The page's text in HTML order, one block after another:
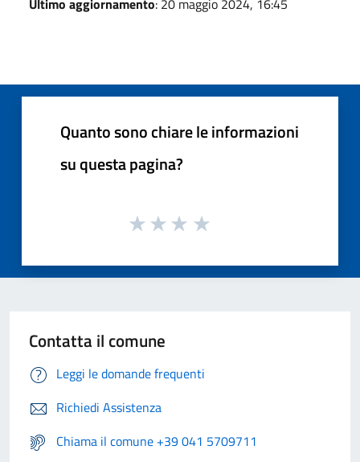
Quanto sono chiare le informazioni
su questa pagina?
Contatta il comune
Leggi le domande frequenti
Richiedi Assistenza
Chiama il comune +39 041 5709711